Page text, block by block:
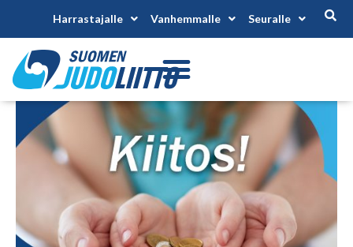
Harrastajalle Vanhemmalle Seuralle